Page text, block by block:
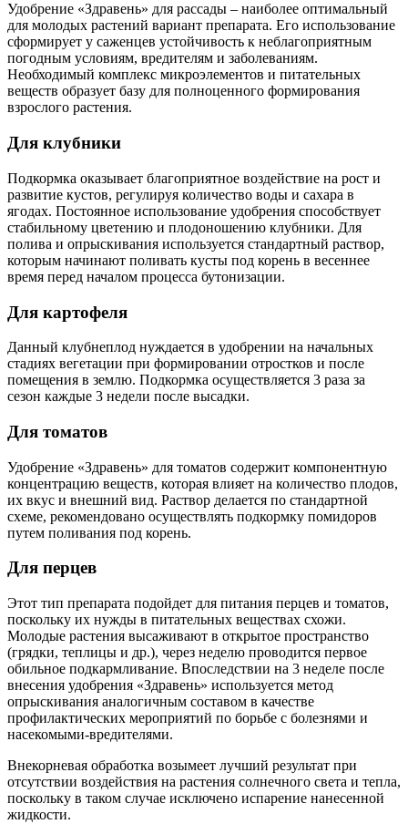
Удобрение «Здравень» для рассады – наиболее оптимальный
для молодых растений вариант препарата. Его использование
сформирует у саженцев устойчивость к неблагоприятным
погодным условиям, вредителям и заболеваниям.
Необходимый комплекс микроэлементов и питательных
веществ образует базу для полноценного формирования
взрослого растения.
Для клубники
Подкормка оказывает благоприятное воздействие на рост и
развитие кустов, регулируя количество воды и сахара в
ягодах. Постоянное использование удобрения способствует
стабильному цветению и плодоношению клубники. Для
полива и опрыскивания используется стандартный раствор,
которым начинают поливать кусты под корень в весеннее
время перед началом процесса бутонизации.
Для картофеля
Данный клубнеплод нуждается в удобрении на начальных
стадиях вегетации при формировании отростков и после
помещения в землю. Подкормка осуществляется 3 раза за
сезон каждые 3 недели после высадки.
Для томатов
Удобрение «Здравень» для томатов содержит компонентную
концентрацию веществ, которая влияет на количество плодов,
их вкус и внешний вид. Раствор делается по стандартной
схеме, рекомендовано осуществлять подкормку помидоров
путем поливания под корень.
Для перцев
Этот тип препарата подойдет для питания перцев и томатов,
поскольку их нужды в питательных веществах схожи.
Молодые растения высаживают в открытое пространство
(грядки, теплицы и др.), через неделю проводится первое
обильное подкармливание. Впоследствии на 3 неделе после
внесения удобрения «Здравень» используется метод
опрыскивания аналогичным составом в качестве
профилактических мероприятий по борьбе с болезнями и
насекомыми-вредителями.
Внекорневая обработка возымеет лучший результат при
отсутствии воздействия на растения солнечного света и тепла,
поскольку в таком случае исключено испарение нанесенной
жидкости.